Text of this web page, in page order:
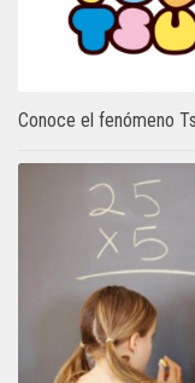
Conoce el fenómeno